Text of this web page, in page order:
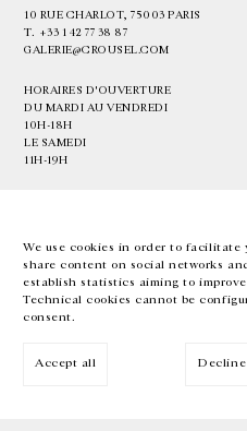
We use cookies in order to
share content on social networks
establish statistics aiming to
Technical cookies cannot be
consent.
Accept all
10 RUE CHARLOT, 75003 PARIS
T. +33 1 42 77 38 87
GALERIE@CROUSEL.COM
HORAIRES D'OUVERTURE
DU MARDI AU VENDREDI
10H-18H
LE SAMEDI
11H-19H
EN FR 中文 Facebook
Inscrivez-vous à notre newsletter